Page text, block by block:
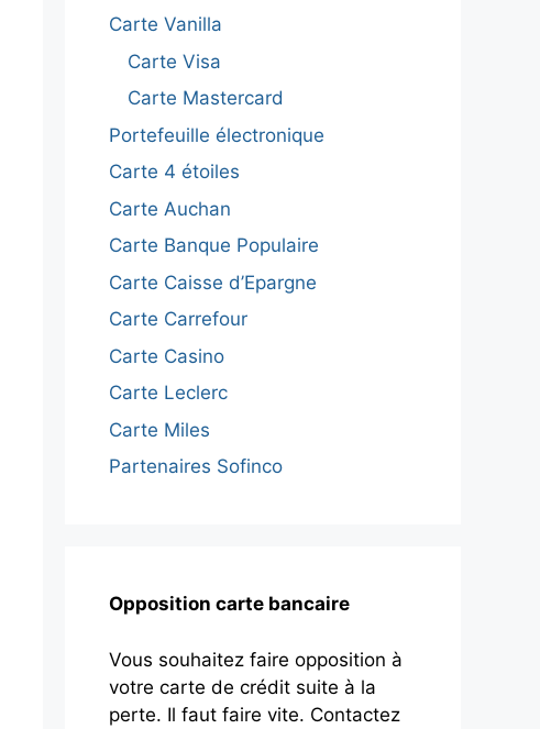
Carte Vanilla
Carte Visa
Carte Mastercard
Portefeuille électronique
Carte 4 étoiles
Carte Auchan
Carte Banque Populaire
Carte Caisse d’Epargne
Carte Carrefour
Carte Casino
Carte Leclerc
Carte Miles
Partenaires Sofinco
Opposition carte bancaire
Vous souhaitez faire opposition à
votre carte de crédit suite à la
perte. Il faut faire vite. Contactez